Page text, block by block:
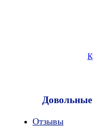
Довольные
Oтзывы